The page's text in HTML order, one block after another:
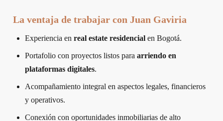
La ventaja de trabajar con Juan Gaviria
Experiencia en real estate residencial en Bogotá.
Portafolio con proyectos listos para arriendo en
plataformas digitales.
Acompañamiento integral en aspectos legales, financieros
y operativos.
Conexión con oportunidades inmobiliarias de alto